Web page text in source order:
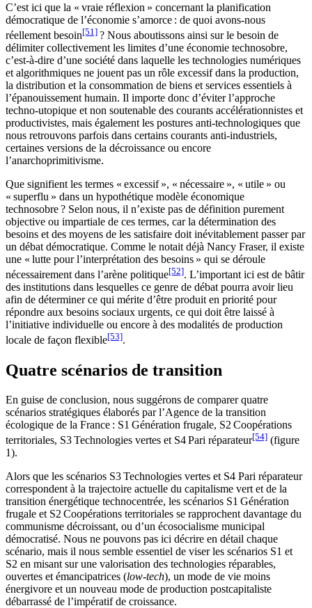
C’est ici que la « vraie réflexion » concernant la planification
démocratique de l’économie s’amorce : de quoi avons-nous
réellement besoin[51] ? Nous aboutissons ainsi sur le besoin de
délimiter collectivement les limites d’une économie technosobre,
c’est-à-dire d’une société dans laquelle les technologies numériques
et algorithmiques ne jouent pas un rôle excessif dans la production,
la distribution et la consommation de biens et services essentiels à
l’épanouissement humain. Il importe donc d’éviter l’approche
techno-utopique et non soutenable des courants accélérationnistes et
productivistes, mais également les postures anti-technologiques que
nous retrouvons parfois dans certains courants anti-industriels,
certaines versions de la décroissance ou encore
l’anarchoprimitivisme.
Que signifient les termes « excessif », « nécessaire », « utile » ou
« superflu » dans un hypothétique modèle économique
technosobre ? Selon nous, il n’existe pas de définition purement
objective ou impartiale de ces termes, car la détermination des
besoins et des moyens de les satisfaire doit inévitablement passer par
un débat démocratique. Comme le notait déjà Nancy Fraser, il existe
une « lutte pour l’interprétation des besoins » qui se déroule
nécessairement dans l’arène politique[52]. L’important ici est de bâtir
des institutions dans lesquelles ce genre de débat pourra avoir lieu
afin de déterminer ce qui mérite d’être produit en priorité pour
répondre aux besoins sociaux urgents, ce qui doit être laissé à
l’initiative individuelle ou encore à des modalités de production
locale de façon flexible[53].
Quatre scénarios de transition
En guise de conclusion, nous suggérons de comparer quatre
scénarios stratégiques élaborés par l’Agence de la transition
écologique de la France : S1 Génération frugale, S2 Coopérations
territoriales, S3 Technologies vertes et S4 Pari réparateur[54] (figure
1).
Alors que les scénarios S3 Technologies vertes et S4 Pari réparateur
correspondent à la trajectoire actuelle du capitalisme vert et de la
transition énergétique technocentrée, les scénarios S1 Génération
frugale et S2 Coopérations territoriales se rapprochent davantage du
communisme décroissant, ou d’un écosocialisme municipal
démocratisé. Nous ne pouvons pas ici décrire en détail chaque
scénario, mais il nous semble essentiel de viser les scénarios S1 et
S2 en misant sur une valorisation des technologies réparables,
ouvertes et émancipatrices (low-tech), un mode de vie moins
énergivore et un nouveau mode de production postcapitaliste
débarrassé de l’impératif de croissance.